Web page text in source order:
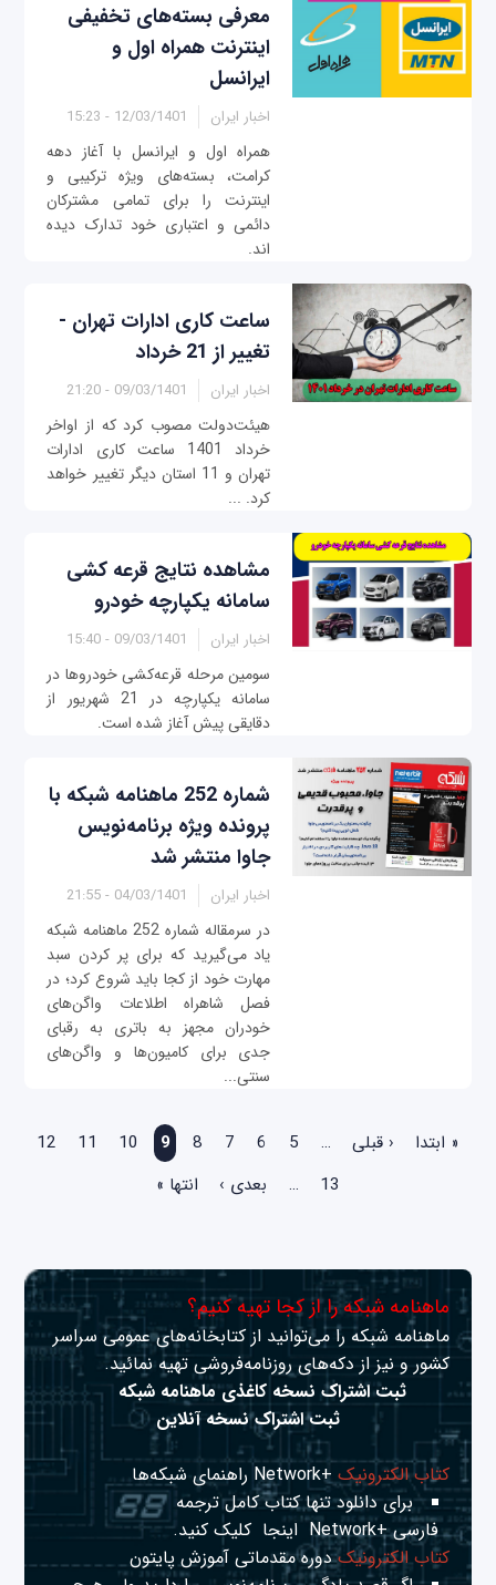
معرفی بسته‌های تخفیفی
اینترنت همراه اول و
ایرانسل
اخبار ایران 12/03/1401 - 15:23
همراه اول و ایرانسل با آغاز دهه
کرامت، بسته‌های ویژه ترکیبی و
اینترنت را برای تمامی مشترکان
دائمی و اعتباری خود تدارک دیده
اند.
‏ساعت کاری ادارات ‎تهران -
تغییر از 21 خرداد
اخبار ایران 09/03/1401 - 21:20
هیئت‌دولت مصوب کرد که از اواخر
خرداد 1401 ساعت کاری ادارات
تهران و 11 استان دیگر تغییر خواهد
کرد. ...
مشاهده نتایج قرعه کشی
سامانه یکپارچه خودرو
اخبار ایران 09/03/1401 - 15:40
سومین مرحله قرعه‌کشی خودروها در
سامانه یکپارچه در 21 شهریور از
دقایقی پیش آغاز شده است.
شماره 252 ماهنامه شبکه با
پرونده ویژه برنامه‌نویس
جاوا منتشر شد
اخبار ایران 04/03/1401 - 21:55
در سرمقاله شماره 252 ماهنامه شبکه
یاد می‌گیرید که برای پر کردن سبد
مهارت خود از کجا باید شروع کرد؛ در
فصل شاهراه اطلاعات واگن‌های
خودران مجهز به باتری به رقبای
جدی برای کامیون‌ها و واگن‌های
سنتی...
« ابتدا ‹ قبلی …
5
6
7
8
9
10
11
12
13
… بعدی › انتها »
ماهنامه شبکه را از کجا تهیه کنیم؟
ماهنامه شبکه را می‌توانید از کتابخانه‌های عمومی سراسر
کشور و نیز از دکه‌های روزنامه‌فروشی تهیه نمائید.
ثبت اشتراک نسخه کاغذی ماهنامه شبکه
ثبت اشتراک نسخه آنلاین
کتاب الکترونیک+Network راهنمای شبکه‌ها
برای دانلود تنها کتاب کامل ترجمه
فارسی +Network
اینجا کلیک کنید.
کتاب الکترونیکدوره مقدماتی آموزش پایتون